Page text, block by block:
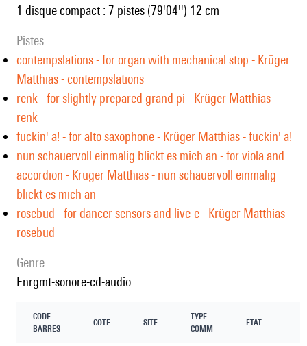
1 disque compact : 7 pistes (79'04'') 12 cm
Pistes
contempslations - for organ with mechanical stop - Krüger
Matthias - contempslations
renk - for slightly prepared grand pi - Krüger Matthias -
renk
fuckin' a! - for alto saxophone - Krüger Matthias - fuckin' a!
nun schauervoll einmalig blickt es mich an - for viola and
accordion - Krüger Matthias - nun schauervoll einmalig
blickt es mich an
rosebud - for dancer sensors and live-e - Krüger Matthias -
rosebud
genre
enrgmt-sonore-cd-audio
CODE-
BARRES
COTE SITE
TYPE
COMM
ETAT